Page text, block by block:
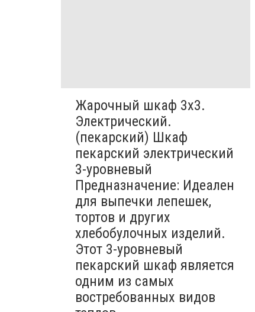
Жарочный шкаф 3х3.
Электрический.
(пекарский) Шкаф
пекарский электрический
3-уровневый
Предназначение: Идеален
для выпечки лепешек,
тортов и других
хлебобулочных изделий.
Этот 3-уровневый
пекарский шкаф является
одним из самых
востребованных видов